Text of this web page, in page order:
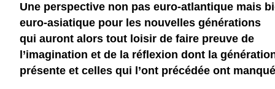
Une perspective non pas euro-atlantique mais
euro-asiatique pour les nouvelles générations
qui auront alors tout loisir de faire preuve de
l’imagination et de la réflexion dont la
présente et celles qui l’ont précédée ont manqué